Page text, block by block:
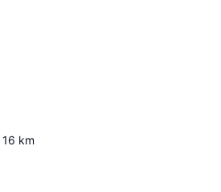
16 km